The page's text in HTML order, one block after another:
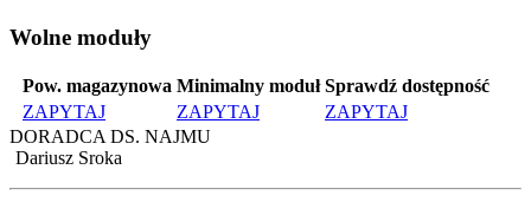
Wolne moduły
Pow. magazynowa Minimalny moduł Sprawdź dostępność
ZAPYTAJ
ZAPYTAJ
ZAPYTAJ
DORADCA DS. NAJMU
Dariusz Sroka